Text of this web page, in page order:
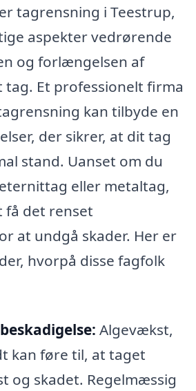
tagrensning i Teestrup,
aspekter vedrørende
og forlængelsen af
tag. Et professionelt firma
kan tilbyde en
der sikrer, at dit tag
stand. Uanset om du
eller metaltag,
få det renset
at undgå skader. Her er
hvorpå disse fagfolk
Algevækst,
kan føre til, at taget
og skadet. Regelmæssig